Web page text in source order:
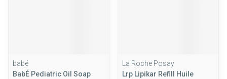
babé
BabÉ Pediatric Oil Soap
La Roche Posay
Lrp Lipikar Refill Huile